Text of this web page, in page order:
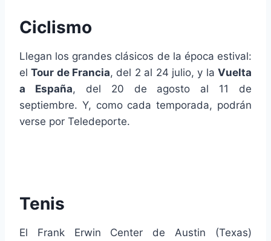
Ciclismo
Llegan los grandes clásicos de la época estival:
elTour de Francia, del 2 al 24 julio, y laVuelta
a España, del 20 de agosto al 11 de
septiembre. Y, como cada temporada, podrán
verse por Teledeporte.
Tenis
El Frank Erwin Center de Austin (Texas)